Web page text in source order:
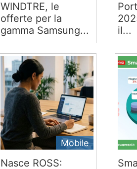
WINDTRE, le
offerte per la
gamma Samsung...
il...
Mobile
Nasce ROSS: